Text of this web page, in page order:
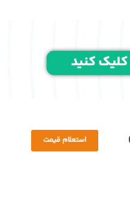
استعلام قیمت